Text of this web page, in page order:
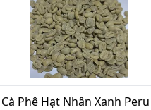
Cà Phê Hạt Nhân Xanh Peru